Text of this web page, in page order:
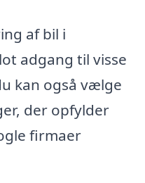
af bil i
adgang til visse
kan også vælge
der opfylder
firmaer